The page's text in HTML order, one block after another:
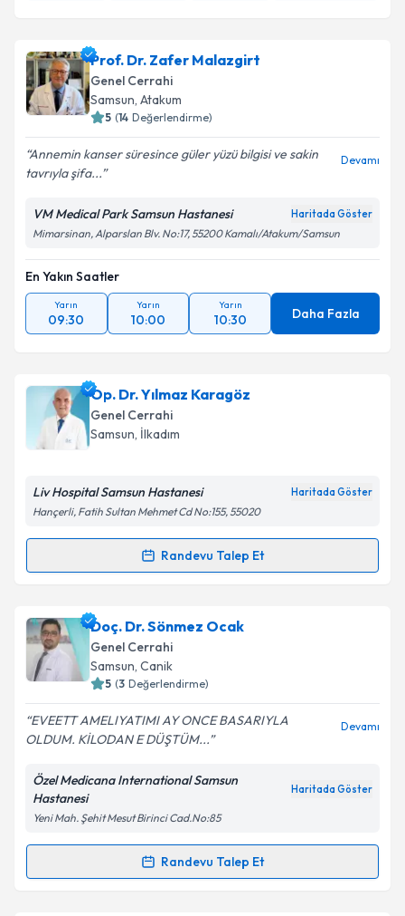
Prof. Dr. Zafer Malazgirt
Genel Cerrahi
Samsun, Atakum
5 (14 Değerlendirme)
Annemin kanser süresince güler yüzü bilgisi ve sakin
tavrıyla şifa...
Devamı
VM Medical Park Samsun Hastanesi Haritada Göster
Mimarsinan, Alparslan Blv. No:17, 55200 Kamalı/Atakum/Samsun
En Yakın Saatler
Yarın
09:30
Yarın
10:00
Yarın
10:30 Daha Fazla
Op. Dr. Yılmaz Karagöz
Genel Cerrahi
Samsun, İlkadım
Liv Hospital Samsun Hastanesi Haritada Göster
Hançerli, Fatih Sultan Mehmet Cd No:155, 55020
Randevu Talep Et
Randevu Takvimi Talebi
Op. Dr. Yılmaz Karagöziçin randevu takvimi talebi
oluşturun. Size bu uzmandan randevu almanız için bir
takvim hazırlandığında e-posta ile bilgilendireceğiz.
Kişisel verilerimin işlenmesine ilişkin
Aydınlatma
Metni
kapsamda işlenmesini kabul ediyorum.
Takvim Talebini Gönder
Doç. Dr. Sönmez Ocak
Genel Cerrahi
Samsun, Canik
5 (3 Değerlendirme)
EVEETT AMELIYATIMI AY ONCE BASARIYLA
OLDUM. KİLODAN E DÜŞTÜM...
Devamı
Özel Medicana International Samsun
Hastanesi
Haritada Göster
Yeni Mah. Şehit Mesut Birinci Cad.No:85
Randevu Talep Et
Randevu Takvimi Talebi